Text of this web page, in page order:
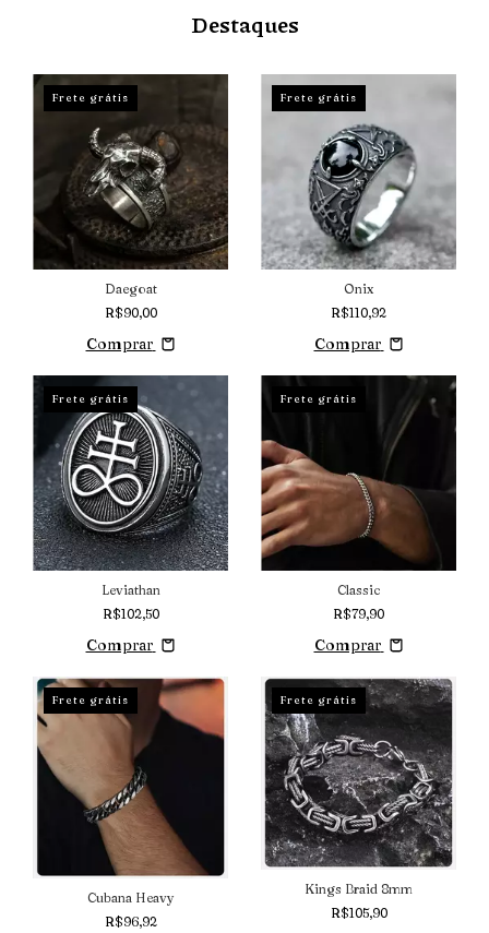
Destaques
Frete grátis
Daegoat
R$90,00
Comprar
Frete grátis
Onix
R$110,92
Comprar
Frete grátis
Leviathan
R$102,50
Comprar
Frete grátis
Classic
R$79,90
Comprar
Frete grátis
Cubana Heavy
R$96,92
Frete grátis
Kings Braid 8mm
R$105,90